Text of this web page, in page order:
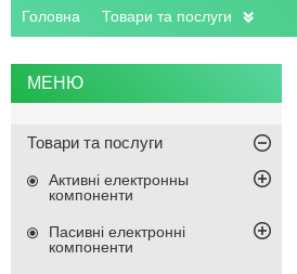
Головна Товари та послуги
Товари та послуги
Активні електронны
компоненти
Пасивні електронні
компоненти